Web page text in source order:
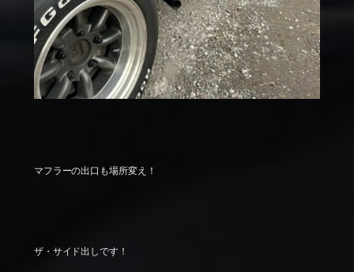
マフラーの出口も場所変え！
ザ・サイド出しです！